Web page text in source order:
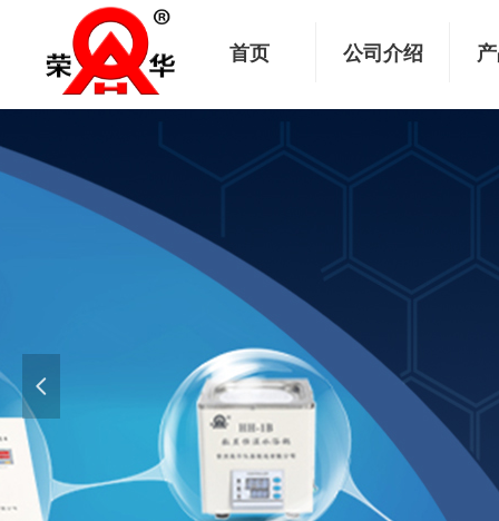
首页 公司介绍
넳